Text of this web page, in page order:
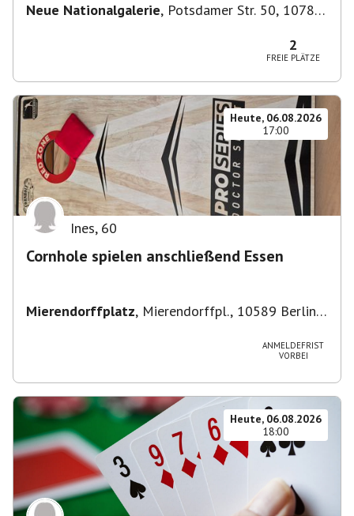
Neue Nationalgalerie, Potsdamer Str. 50, 10785
2
FREIE PLÄTZE
Heute, 06.08.2026
17:00
Ines, 60
Cornhole spielen anschließend Essen
Mierendorffplatz, Mierendorffpl., 10589 Berlin-
ANMELDEFRIST
VORBEI
Heute, 06.08.2026
18:00